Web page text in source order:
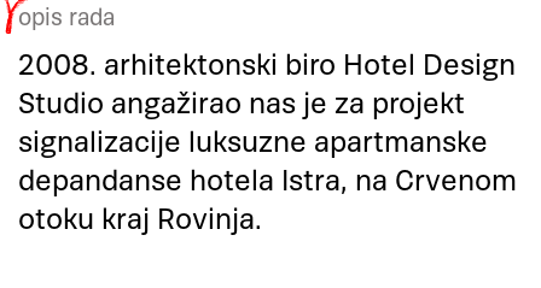
opis rada
2008. arhitektonski biro Hotel Design
Studio angažirao nas je za projekt
signalizacije luksuzne apartmanske
depandanse hotela Istra, na Crvenom
otoku kraj Rovinja.